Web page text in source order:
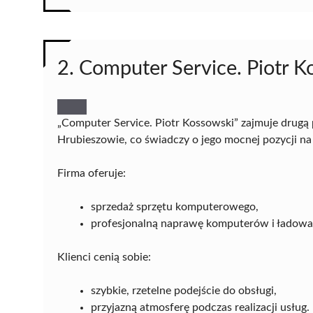
2. Computer Service. Piotr
„Computer Service. Piotr Kossowski” zajmuje
Hrubieszowie, co świadczy o jego mocnej pozycji
Firma oferuje:
sprzedaż sprzętu komputerowego,
profesjonalną naprawę komputerów i
Klienci cenią sobie:
szybkie, rzetelne podejście do obsługi,
przyjazną atmosferę podczas realizacji usług.